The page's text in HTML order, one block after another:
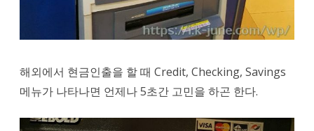
해외에서 현금인출을 할 때 Credit, Checking, Savings
메뉴가 나타나면 언제나 5초간 고민을 하곤 한다.